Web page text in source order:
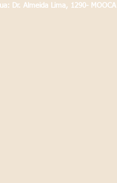
Dr. Almeida Lima, 1290- MOOCA